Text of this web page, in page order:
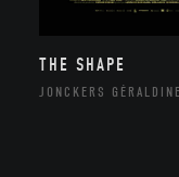
THE SHAPE
JONCKERS GÉRALDINE